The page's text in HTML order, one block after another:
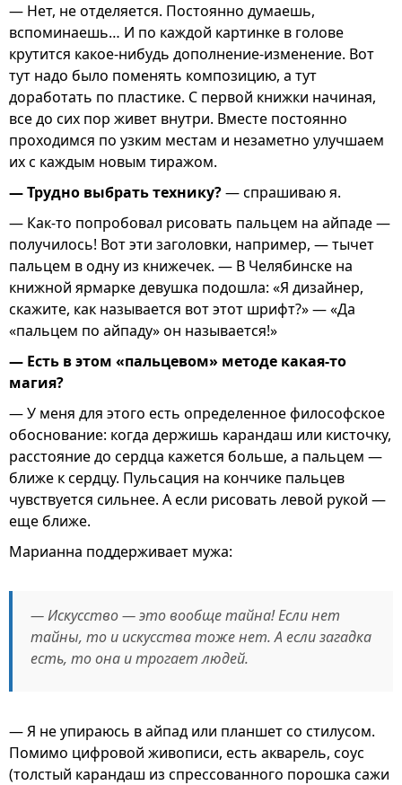
— Нет, не отделяется. Постоянно думаешь,
вспоминаешь… И по каждой картинке в голове
крутится какое-нибудь дополнение-изменение. Вот
тут надо было поменять композицию, а тут
доработать по пластике. С первой книжки начиная,
все до сих пор живет внутри. Вместе постоянно
проходимся по узким местам и незаметно улучшаем
их с каждым новым тиражом.
— Трудно выбрать технику?— спрашиваю я.
— Как-то попробовал рисовать пальцем на айпаде —
получилось! Вот эти заголовки, например, — тычет
пальцем в одну из книжечек. — В Челябинске на
книжной ярмарке девушка подошла: «Я дизайнер,
скажите, как называется вот этот шрифт?» — «Да
«пальцем по айпаду» он называется!»
— Есть в этом «пальцевом» методе какая-то
магия?
— У меня для этого есть определенное философское
обоснование: когда держишь карандаш или кисточку,
расстояние до сердца кажется больше, а пальцем —
ближе к сердцу. Пульсация на кончике пальцев
чувствуется сильнее. А если рисовать левой рукой —
еще ближе.
Марианна поддерживает мужа:
— Искусство — это вообще тайна! Если нет
тайны, то и искусства тоже нет. А если загадка
есть, то она и трогает людей.
— Я не упираюсь в айпад или планшет со стилусом.
Помимо цифровой живописи, есть акварель, соус
(толстый карандаш из спрессованного порошка сажи